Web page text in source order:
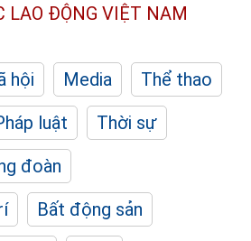
LAO ĐỘNG VIỆT NAM
hội Media
Thể thao
luật
Thời sự
đoàn
Bất động sản